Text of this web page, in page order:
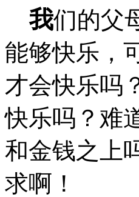
我们的父
能够快乐，
才会快乐吗
快乐吗？难
和金钱之上
求啊！